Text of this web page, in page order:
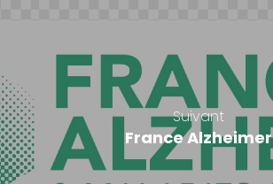
Suivant
France Alzheimer